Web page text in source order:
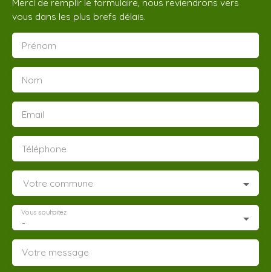
Merci de remplir le formulaire, nous reviendrons vers
vous dans les plus brefs délais.
Prénom
Nom
Email
Téléphone
Votre commune
-
Vous souhaitez
Votre message